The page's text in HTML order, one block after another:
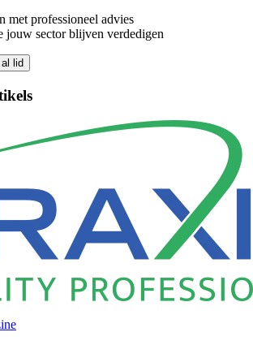
met professioneel advies
jouw sector blijven verdedigen
al lid